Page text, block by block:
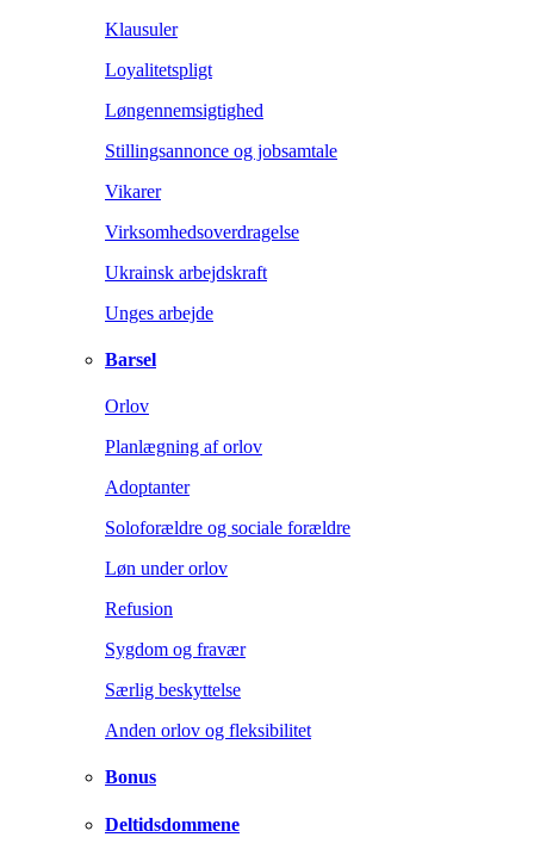
Klausuler
Loyalitetspligt
Løngennemsigtighed
Stillingsannonce og jobsamtale
Vikarer
Virksomhedsoverdragelse
Ukrainsk arbejdskraft
Unges arbejde
Barsel
Orlov
Planlægning af orlov
Adoptanter
Soloforældre og sociale forældre
Løn under orlov
Refusion
Sygdom og fravær
Særlig beskyttelse
Anden orlov og fleksibilitet
Bonus
Deltidsdommene